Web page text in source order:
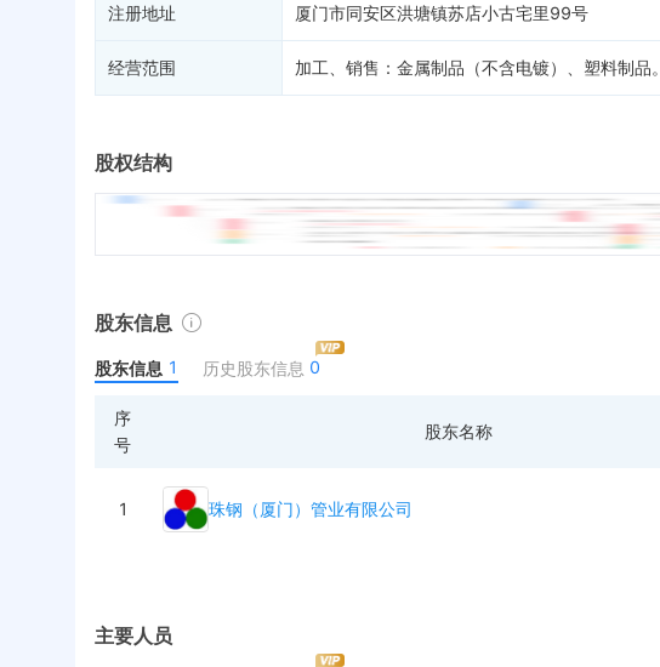
注册地址 厦门市同安区洪塘镇苏店小古宅里99号
经营范围 加工、销售：金属制品（不含电镀）、塑料制品。
股权结构
股东信息
股东信息 1 历史股东信息 0
序
号
股东名称
1 珠钢（厦门）管业有限公司
主要人员